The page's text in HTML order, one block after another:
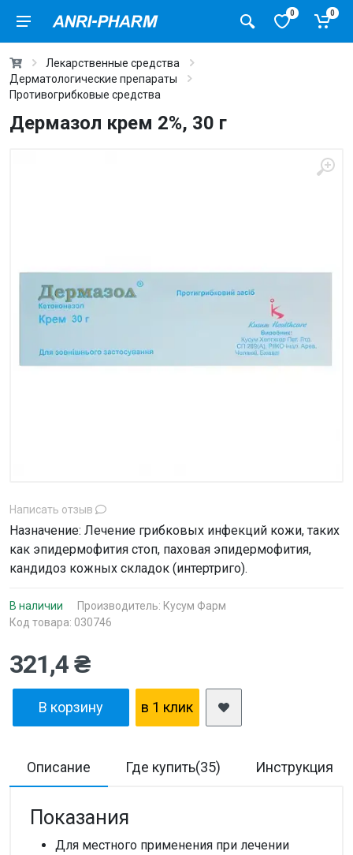
0 0
Лекарственные средства
Дерматологические препараты
Противогрибковые средства
Дермазол крем 2%, 30 г
Написать отзыв
Назначение: Лечение грибковых инфекций кожи, таких
как эпидермофития стоп, паховая эпидермофития,
кандидоз кожных складок (интертриго).
В наличии Производитель: Кусум Фарм
Код товара: 030746
321,4 ₴
В корзину в 1 клик
Описание Где купить(35) Инструкция
Показания
Для местного применения при лечении